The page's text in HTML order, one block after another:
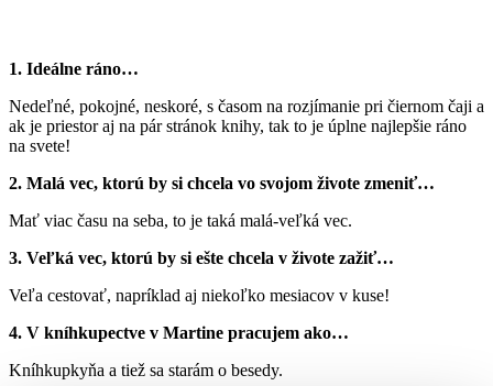
1. Ideálne ráno…
Nedeľné, pokojné, neskoré, s časom na rozjímanie pri čiernom čaji a
ak je priestor aj na pár stránok knihy, tak to je úplne najlepšie ráno
na svete!
2. Malá vec, ktorú by si chcela vo svojom živote zmeniť…
Mať viac času na seba, to je taká malá-veľká vec.
3. Veľká vec, ktorú by si ešte chcela v živote zažiť…
Veľa cestovať, napríklad aj niekoľko mesiacov v kuse!
4. V kníhkupectve v Martine pracujem ako…
Kníhkupkyňa a tiež sa starám o besedy.